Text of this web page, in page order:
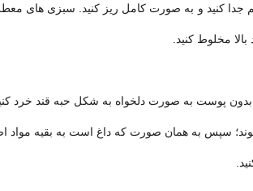
جدا کنید و به صورت کامل ریز کنید. سبزی های
مخلوط کنید.
بدون پوست به صورت دلخواه به شکل حبه قند خرد
سپس به همان صورت که داغ است به بقیه مواد